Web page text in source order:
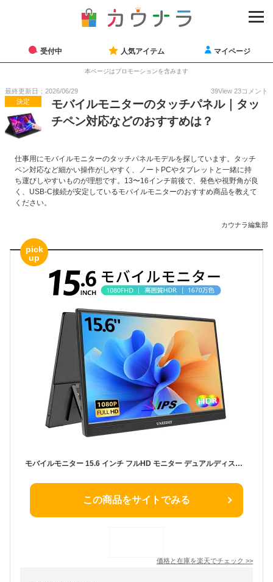
受付中 人気アイテム マイページ
本ページはプロモーションを含みます
最終更新日：2026/06/29 39View 23コメント
決定
モバイルモニターのタッチパネル｜タッ
チペン対応などのおすすめは？
仕事用にモバイルモニターのタッチパネルモデルを探しています。タッチ
ペン対応など細かい操作がしやすく、ノートPCやタブレットと一緒に持
ち運びしやすいものが理想です。13〜16インチ前後で、発色や視野角が良
く、USB-C接続が安定しているモバイルモニターのおすすめ商品を教えて
ください。
カウナラ編集部
pick
up
モバイルモニター 15.6 インチ フルHD モニター デュアルディスプレイ ポータブル モバイルディスプレイ 高画質 液晶 IPSパネル セカンド サブモニター 薄型 軽量 家庭用 テレワーク スマートフォン
この商品をサイトでみる
価格と在庫を楽天でチェック >>